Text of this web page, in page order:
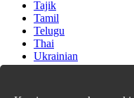
Tajik
Tamil
Telugu
Thai
Ukrainian
Urdu
Vietnamese